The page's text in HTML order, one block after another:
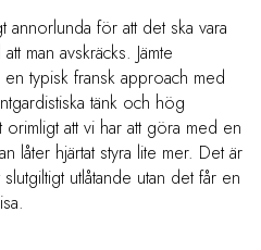
för att det ska vara
man avskräcks. Jämte
typisk fransk approach med
tänk och hög
orimligt att vi har att göra med en
låter hjärtat styra lite mer. Det är
utlåtande utan det får en